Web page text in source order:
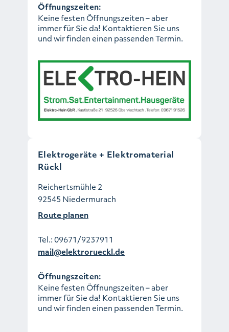
Öffnungszeiten:
Keine festen Öffnungszeiten – aber
immer für Sie da! Kontaktieren Sie uns
und wir finden einen passenden Termin.
Elektrogeräte + Elektromaterial
Rückl
Reichertsmühle 2
92545 Niedermurach
Route planen
Tel.:09671/9237911
mail@elektrorueckl.de
Öffnungszeiten:
Keine festen Öffnungszeiten – aber
immer für Sie da! Kontaktieren Sie uns
und wir finden einen passenden Termin.